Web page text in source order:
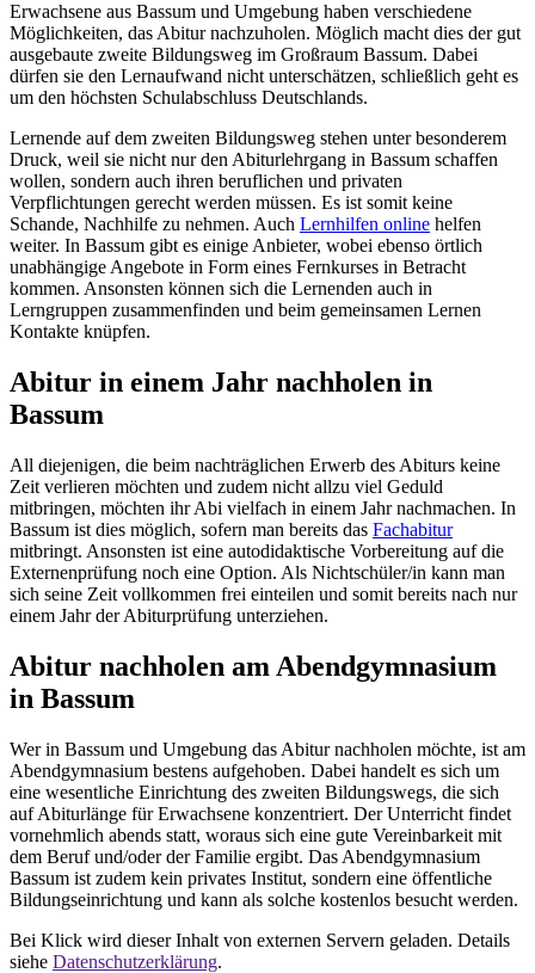
Erwachsene aus Bassum und Umgebung haben verschiedene
Möglichkeiten, das Abitur nachzuholen. Möglich macht dies der gut
ausgebaute zweite Bildungsweg im Großraum Bassum. Dabei
dürfen sie den Lernaufwand nicht unterschätzen, schließlich geht es
um den höchsten Schulabschluss Deutschlands.
Lernende auf dem zweiten Bildungsweg stehen unter besonderem
Druck, weil sie nicht nur den Abiturlehrgang in Bassum schaffen
wollen, sondern auch ihren beruflichen und privaten
Verpflichtungen gerecht werden müssen. Es ist somit keine
Schande, Nachhilfe zu nehmen. Auch Lernhilfen online helfen
weiter. In Bassum gibt es einige Anbieter, wobei ebenso örtlich
unabhängige Angebote in Form eines Fernkurses in Betracht
kommen. Ansonsten können sich die Lernenden auch in
Lerngruppen zusammenfinden und beim gemeinsamen Lernen
Kontakte knüpfen.
Abitur in einem Jahr nachholen in
Bassum
All diejenigen, die beim nachträglichen Erwerb des Abiturs keine
Zeit verlieren möchten und zudem nicht allzu viel Geduld
mitbringen, möchten ihr Abi vielfach in einem Jahr nachmachen. In
Bassum ist dies möglich, sofern man bereits das Fachabitur
mitbringt. Ansonsten ist eine autodidaktische Vorbereitung auf die
Externenprüfung noch eine Option. Als Nichtschüler/in kann man
sich seine Zeit vollkommen frei einteilen und somit bereits nach nur
einem Jahr der Abiturprüfung unterziehen.
Abitur nachholen am Abendgymnasium
in Bassum
Wer in Bassum und Umgebung das Abitur nachholen möchte, ist am
Abendgymnasium bestens aufgehoben. Dabei handelt es sich um
eine wesentliche Einrichtung des zweiten Bildungswegs, die sich
auf Abiturlänge für Erwachsene konzentriert. Der Unterricht findet
vornehmlich abends statt, woraus sich eine gute Vereinbarkeit mit
dem Beruf und/oder der Familie ergibt. Das Abendgymnasium
Bassum ist zudem kein privates Institut, sondern eine öffentliche
Bildungseinrichtung und kann als solche kostenlos besucht werden.
Bei Klick wird dieser Inhalt von externen Servern geladen. Details
siehe Datenschutzerklärung.